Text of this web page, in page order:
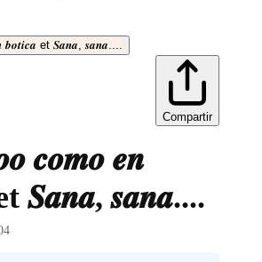
Compartir
𝒄𝒐𝒎𝒐 𝒆𝒏
𝑺𝒂𝒏𝒂, 𝒔𝒂𝒏𝒂....